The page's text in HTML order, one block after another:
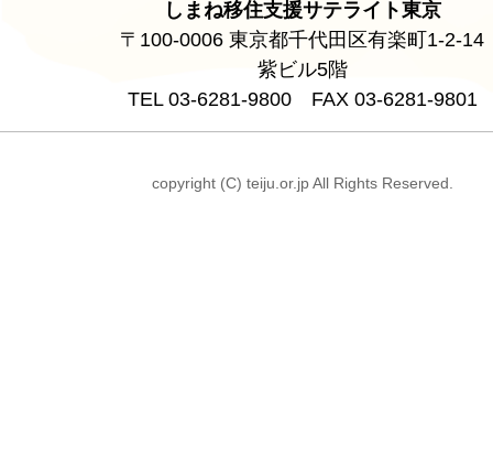
しまね移住支援サテライト東京
〒100-0006 東京都千代田区有楽町1-2-14
紫ビル5階
TEL 03-6281-9800 FAX 03-6281-9801
copyright (C) teiju.or.jp All Rights Reserved.